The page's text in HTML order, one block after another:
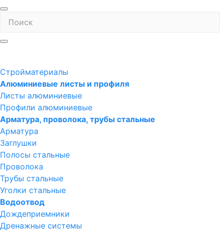
Стройматериалы
Алюминиевые листы и профиля
Листы алюминиевые
Профили алюминиевые
Арматура, проволока, трубы стальные
Арматура
Заглушки
Полосы стальные
Проволока
Трубы стальные
Уголки стальные
Водоотвод
Дождеприемники
Дренажные системы